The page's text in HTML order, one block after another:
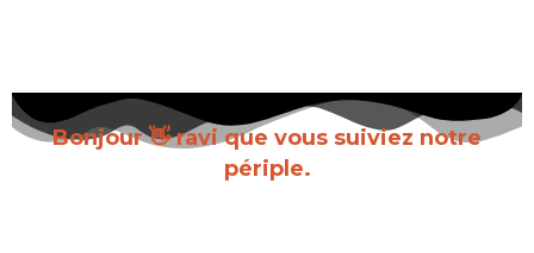
Bonjour 👋 ravi que vous suiviez notre
périple.